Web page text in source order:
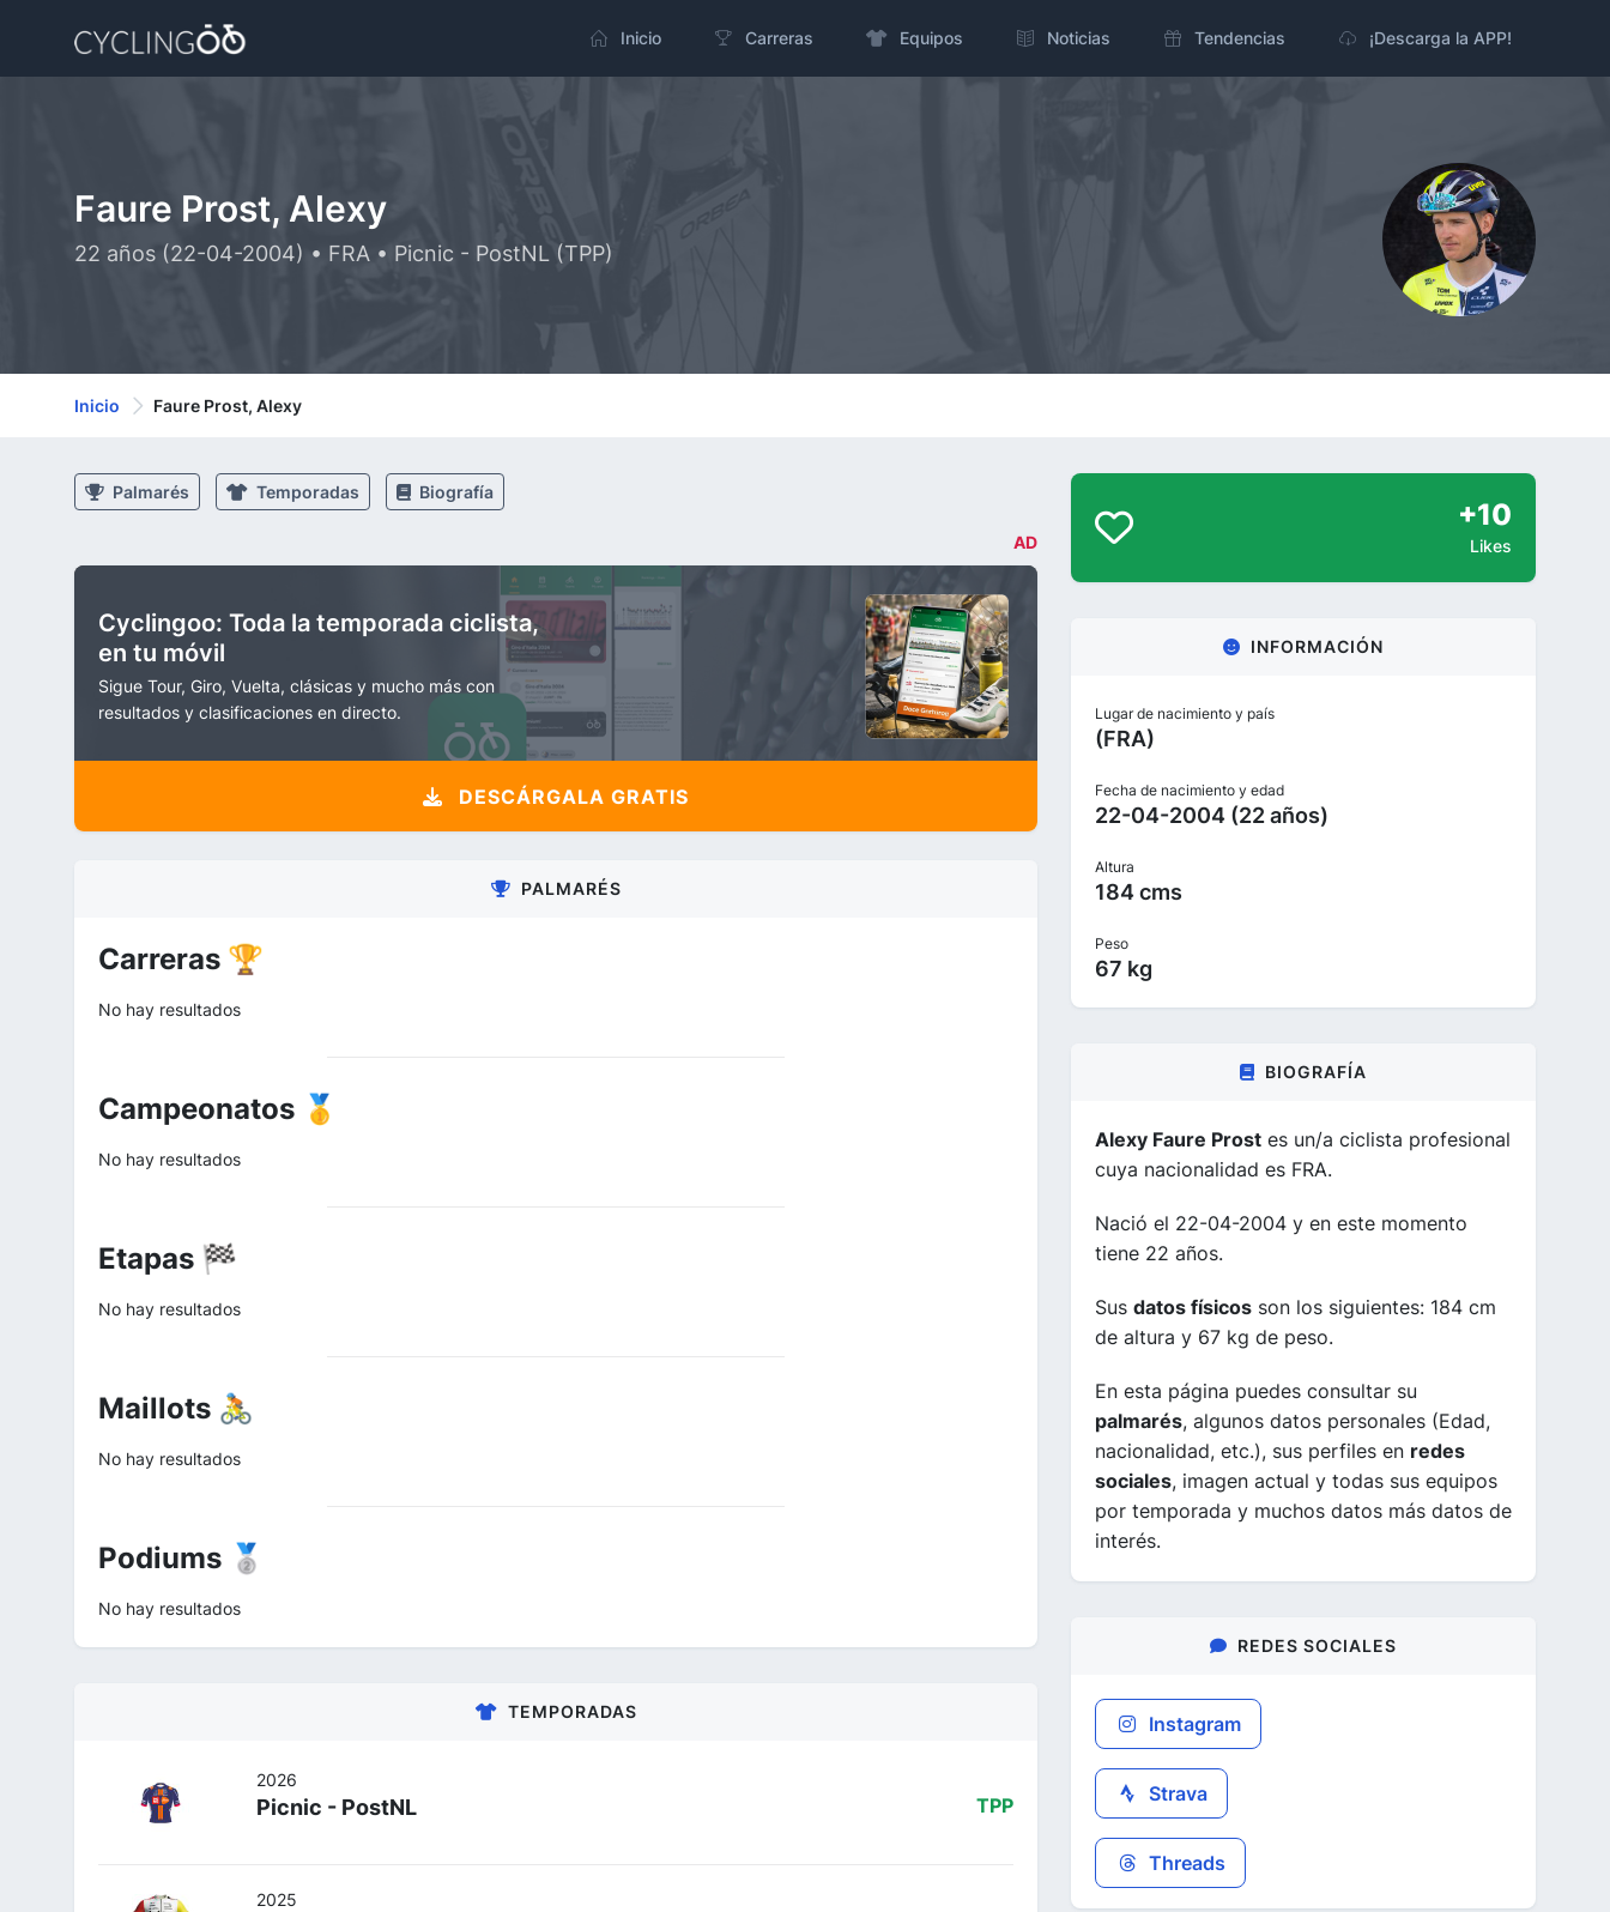
Inicio Carreras Equipos Noticias Tendencias ¡Descarga la APP!
Faure Prost, Alexy
22 años (22-04-2004) • FRA • Picnic - PostNL (TPP)
Inicio Faure Prost, Alexy
Palmarés Temporadas Biografía
AD
Cyclingoo: Toda la temporada ciclista,
en tu móvil
Sigue Tour, Giro, Vuelta, clásicas y mucho más con
resultados y clasificaciones en directo.
DESCÁRGALA GRATIS
PALMARÉS
Carreras 🏆
No hay resultados
Campeonatos 🥇
No hay resultados
Etapas 🏁
No hay resultados
Maillots 🚴
No hay resultados
Podiums 🥈
No hay resultados
TEMPORADAS
2026
Picnic - PostNL TPP
2025
+10
Likes
INFORMACIÓN
Lugar de nacimiento y país
(FRA)
Fecha de nacimiento y edad
22-04-2004 (22 años)
Altura
184 cms
Peso
67 kg
BIOGRAFÍA
Alexy Faure Prost es un/a ciclista profesional
cuya nacionalidad es FRA.
Nació el 22-04-2004 y en este momento
tiene 22 años.
Sus datos físicos son los siguientes: 184 cm
de altura y 67 kg de peso.
En esta página puedes consultar su
palmarés, algunos datos personales (Edad,
nacionalidad, etc.), sus perfiles en redes
sociales, imagen actual y todas sus equipos
por temporada y muchos datos más datos de
interés.
REDES SOCIALES
Instagram
Strava
Threads